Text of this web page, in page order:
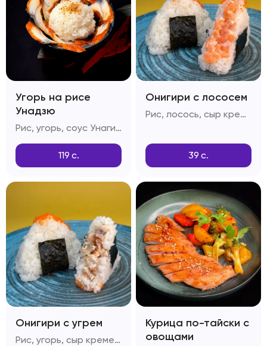
Угорь на рисе
Унадзю
Рис, угорь, соус Унаги, кунжутные семечки
119 с.
Онигири с лососем
Рис, лосось, сыр креметта, тобико, соус спайси, кунжут
39 с.
Онигири с угрем
Рис, угорь, сыр креметта, тобико, соус спайси, кунжут
Курица по-тайски с
овощами